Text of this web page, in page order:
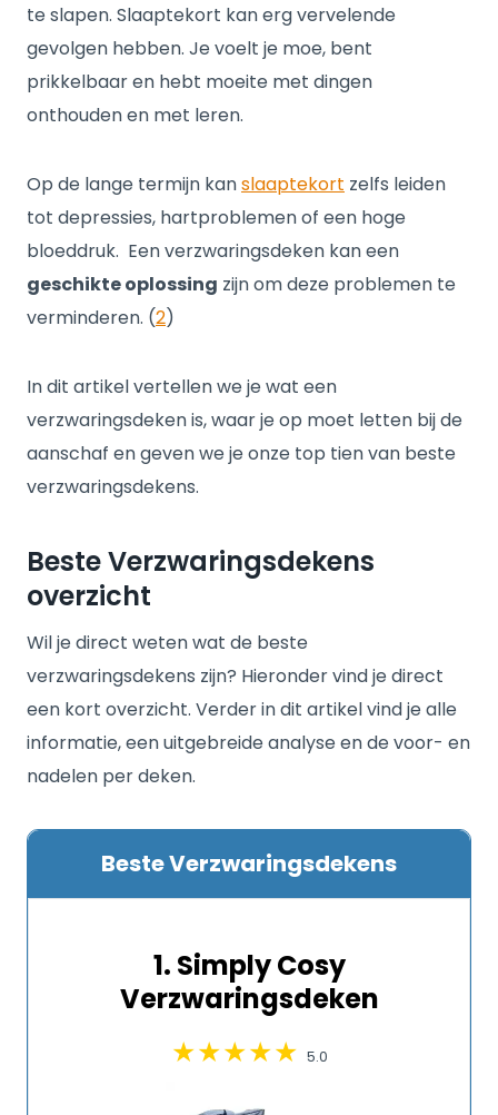
te slapen. Slaaptekort kan erg vervelende
gevolgen hebben. Je voelt je moe, bent
prikkelbaar en hebt moeite met dingen
onthouden en met leren.
Op de lange termijn kanslaaptekort zelfs leiden
tot depressies, hartproblemen of een hoge
bloeddruk. Een verzwaringsdeken kan een
geschikte oplossing zijn om deze problemen te
verminderen. (2)
In dit artikel vertellen we je wat een
verzwaringsdeken is, waar je op moet letten bij de
aanschaf en geven we je onze top tien van beste
verzwaringsdekens.
Beste Verzwaringsdekens
overzicht
Wil je direct weten wat de beste
verzwaringsdekens zijn? Hieronder vind je direct
een kort overzicht. Verder in dit artikel vind je alle
informatie, een uitgebreide analyse en de voor- en
nadelen per deken.
Beste Verzwaringsdekens
1. Simply Cosy
Verzwaringsdeken
5.0